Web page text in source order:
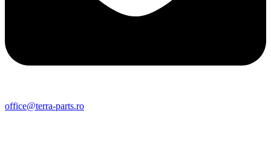
office@terra-parts.ro